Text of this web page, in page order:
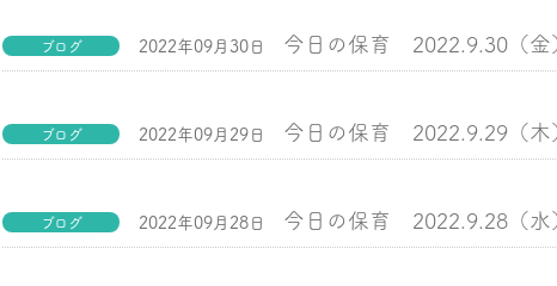
ブログ 2022年09月30日 今日の保育 2022.9.30（金
ブログ 2022年09月29日 今日の保育 2022.9.29（木
ブログ 2022年09月28日 今日の保育 2022.9.28（水